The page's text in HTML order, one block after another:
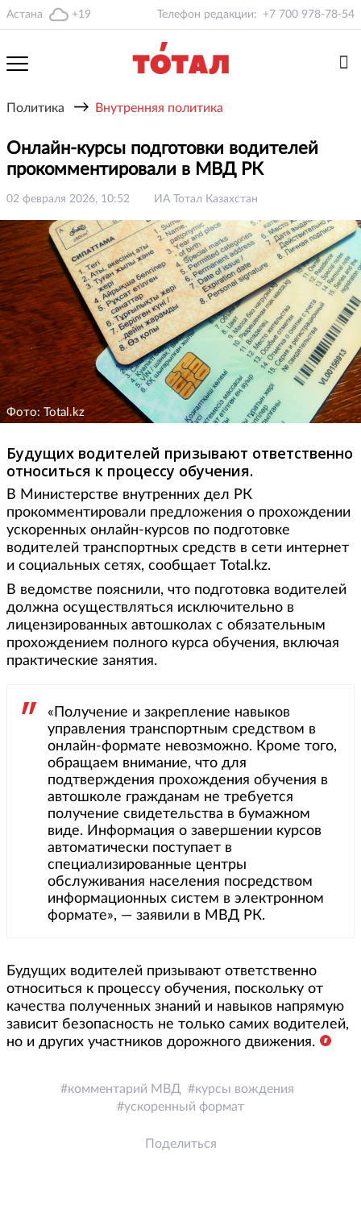
Астана +19 Телефон редакции: +7 700 978-78-54
Политика → Внутренняя политика
Онлайн-курсы подготовки водителей
прокомментировали в МВД РК
02 февраля 2026, 10:52 ИА Тотал Казахстан
Фото: Total.kz
Будущих водителей призывают ответственно
относиться к процессу обучения.
В Министерстве внутренних дел РК
прокомментировали предложения о прохождении
ускоренных онлайн-курсов по подготовке
водителей транспортных средств в сети интернет
и социальных сетях, сообщает Total.kz.
В ведомстве пояснили, что подготовка водителей
должна осуществляться исключительно в
лицензированных автошколах с обязательным
прохождением полного курса обучения, включая
практические занятия.
«Получение и закрепление навыков
управления транспортным средством в
онлайн-формате невозможно. Кроме того,
обращаем внимание, что для
подтверждения прохождения обучения в
автошколе гражданам не требуется
получение свидетельства в бумажном
виде. Информация о завершении курсов
автоматически поступает в
специализированные центры
обслуживания населения посредством
информационных систем в электронном
формате», — заявили в МВД РК.
Будущих водителей призывают ответственно
относиться к процессу обучения, поскольку от
качества полученных знаний и навыков напрямую
зависит безопасность не только самих водителей,
но и других участников дорожного движения.
комментарий МВД
курсы вождения
ускоренный формат
Поделиться